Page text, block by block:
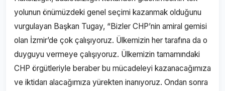
yolunun önümüzdeki genel seçimi kazanmak olduğunu
vurgulayan Başkan Tugay, “Bizler CHP’nin amiral gemisi
olan İzmir’de çok çalışıyoruz. Ülkemizin her tarafına da o
duyguyu vermeye çalışıyoruz. Ülkemizin tamamındaki
CHP örgütleriyle beraber bu mücadeleyi kazanacağımıza
ve iktidarı alacağımıza yürekten inanıyoruz. Ondan sonra